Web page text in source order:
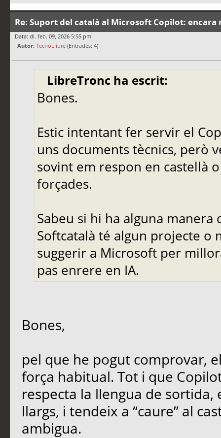
Re: Suport del català al Microsoft Copilot:
Data: dl. feb. 09, 2026 5:55 pm
Autor: TecnoLliure (Entrades: 4)
LibreTronc ha escrit:
Bones.
Estic intentant fer servir el
uns documents tècnics, però
sovint em respon en castellà
forçades.
Sabeu si hi ha alguna
Softcatalà té algun projecte o
suggerir a Microsoft per
pas enrere en IA.
Bones,
pel que he pogut comprovar,
força habitual. Tot i que
respecta la llengua de
llargs, i tendeix a “caure” al
ambigua.